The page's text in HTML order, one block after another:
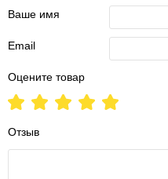
Ваше имя
Email
Оцените товар
Отзыв